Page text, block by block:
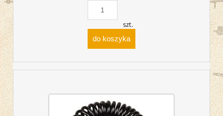
szt.
do koszyka